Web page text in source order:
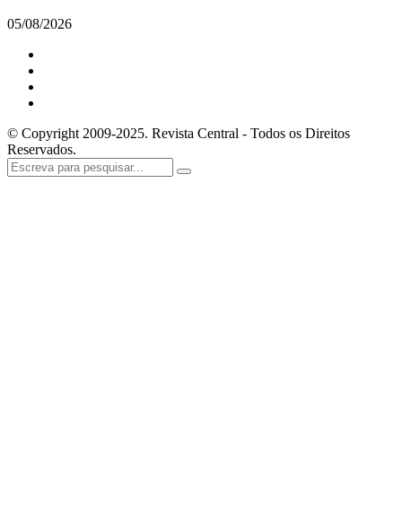
05/08/2026
© Copyright 2009-2025. Revista Central - Todos os Direitos
Reservados.